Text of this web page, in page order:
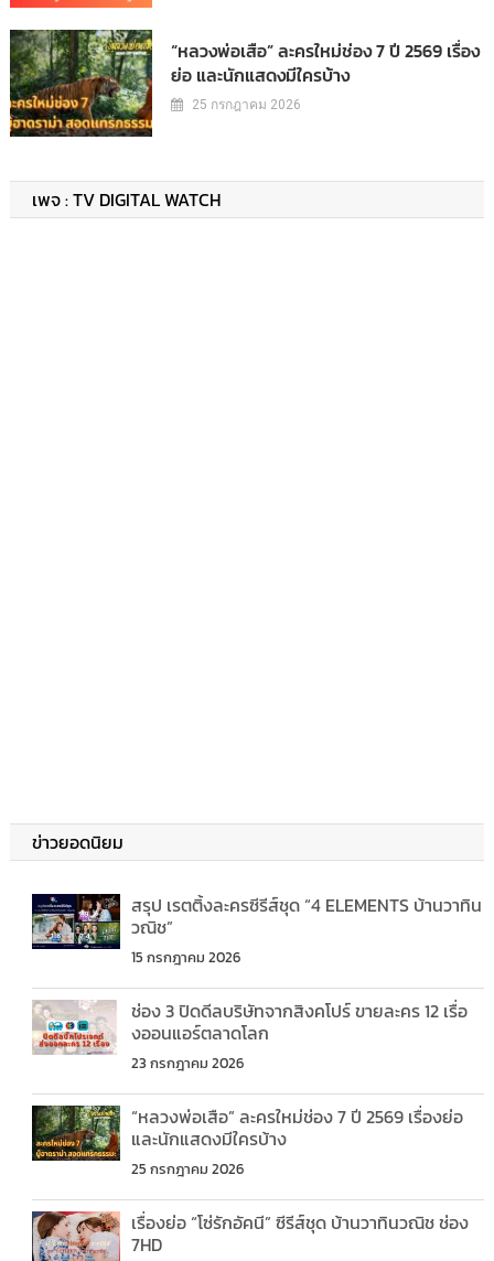
“หลวงพ่อเสือ” ละครใหม่ช่อง 7 ปี 2569 เรื่อง
ย่อ และนักแสดงมีใครบ้าง
25 กรกฎาคม 2026
เพจ : TV DIGITAL WATCH
ข่าวยอดนิยม
สรุป เรตติ้งละครซีรีส์ชุด “4 ELEMENTS บ้านวาทิน
วณิช”
15 กรกฎาคม 2026
ช่อง 3 ปิดดีลบริษัทจากสิงคโปร์ ขายละคร 12 เรื่อ
งออนแอร์ตลาดโลก
23 กรกฎาคม 2026
“หลวงพ่อเสือ” ละครใหม่ช่อง 7 ปี 2569 เรื่องย่อ
และนักแสดงมีใครบ้าง
25 กรกฎาคม 2026
เรื่องย่อ “โซ่รักอัคนี” ซีรีส์ชุด บ้านวาทินวณิช ช่อง
7HD